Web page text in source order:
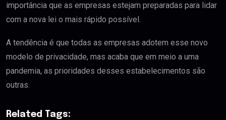
importância que as empresas estejam preparadas para lidar
com a nova lei o mais rápido possível.
A tendência é que todas as empresas adotem esse novo
modelo de privacidade, mas acaba que em meio a uma
pandemia, as prioridades desses estabelecimentos são
outras.
Related Tags: